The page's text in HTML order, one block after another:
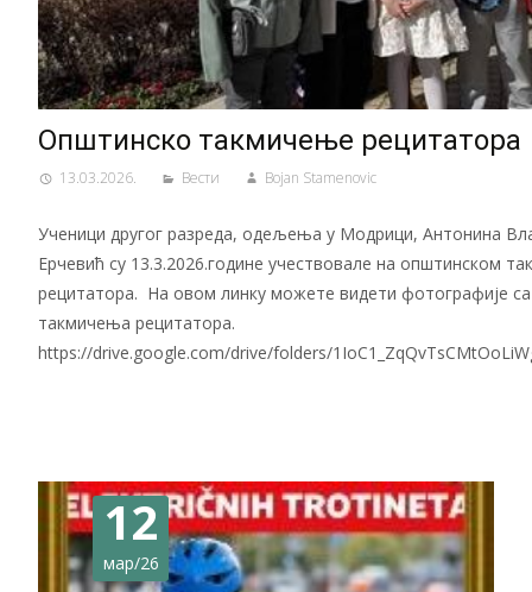
Општинско такмичење рецитатора
13.03.2026. Вести Bojan Stamenovic
Ученици другог разреда, одељења у Модрици, Антонина
Ерчевић су 13.3.2026.године учествовале на општинском
рецитатора. На овом линку можете видети фотографије
такмичења рецитатора.
https://drive.google.com/drive/folders/
12
мар/26